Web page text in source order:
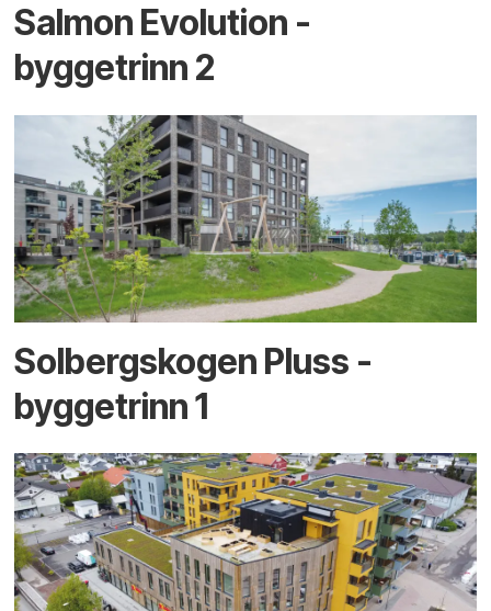
Salmon Evolution -
byggetrinn 2
Solbergskogen Pluss -
byggetrinn 1